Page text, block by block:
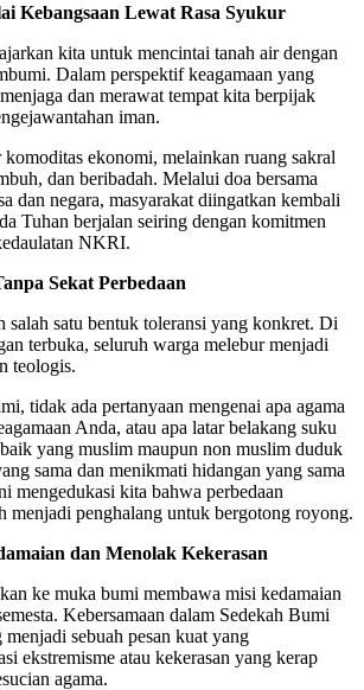
Kebangsaan Lewat Rasa Syukur
kita untuk mencintai tanah air dengan
Dalam perspektif keagamaan yang
dan merawat tempat kita berpijak
iman.
komoditas ekonomi, melainkan ruang sakral
dan beribadah. Melalui doa bersama
dan negara, masyarakat diingatkan kembali
Tuhan berjalan seiring dengan komitmen
NKRI.
Sekat Perbedaan
salah satu bentuk toleransi yang konkret. Di
terbuka, seluruh warga melebur menjadi
teologis.
tidak ada pertanyaan mengenai apa agama
Anda, atau apa latar belakang suku
yang muslim maupun non muslim duduk
sama dan menikmati hidangan yang sama
mengedukasi kita bahwa perbedaan
menjadi penghalang untuk bergotong royong.
dan Menolak Kekerasan
ke muka bumi membawa misi kedamaian
Kebersamaan dalam Sedekah Bumi
menjadi sebuah pesan kuat yang
ekstremisme atau kekerasan yang kerap
agama.